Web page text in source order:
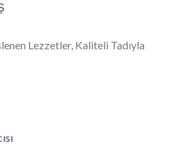
Lezzetler, Kaliteli Tadıyla